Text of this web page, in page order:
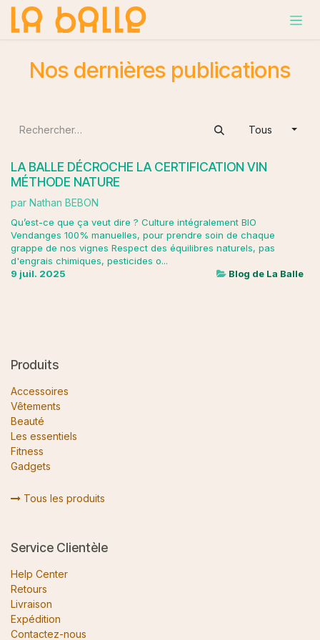
Se rendre au contenu
Nos dernières publications
Tous
LA BALLE DÉCROCHE LA CERTIFICATION VIN
MÉTHODE NATURE
par Nathan BEBON
Qu’est-ce que ça veut dire ? Culture intégralement BIO
Vendanges 100% manuelles, pour prendre soin de chaque
grappe de nos vignes Respect des équilibres naturels, pas
d'engrais chimiques, pesticides o...
9 juil. 2025
Blog de La Balle
Produits
Accessoires
Vêtements
Beauté
Les essentiels
Fitness
Gadgets
Tous les produits
Service Clientèle
Help Center
Retours
Livraison
Expédition
Contactez-nous